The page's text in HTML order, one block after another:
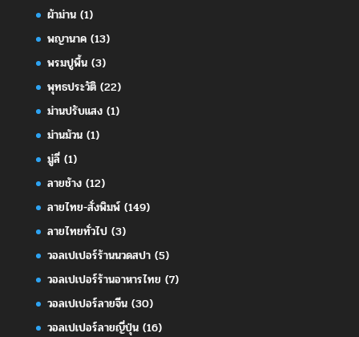
ผ้าม่าน(1)
พญานาค(13)
พรมปูพื้น(3)
พุทธประวัติ(22)
ม่านปรับแสง(1)
ม่านม้วน(1)
มู่ลี่(1)
ลายช้าง(12)
ลายไทย-สั่งพิมพ์(149)
ลายไทยทั่วไป(3)
วอลเปเปอร์ร้านนวดสปา(5)
วอลเปเปอร์ร้านอาหารไทย (7)
วอลเปเปอร์ลายจีน(30)
วอลเปเปอร์ลายญี่ปุ่น(16)